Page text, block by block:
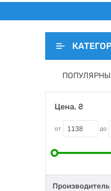
Цена, ₴
от до
Производитель